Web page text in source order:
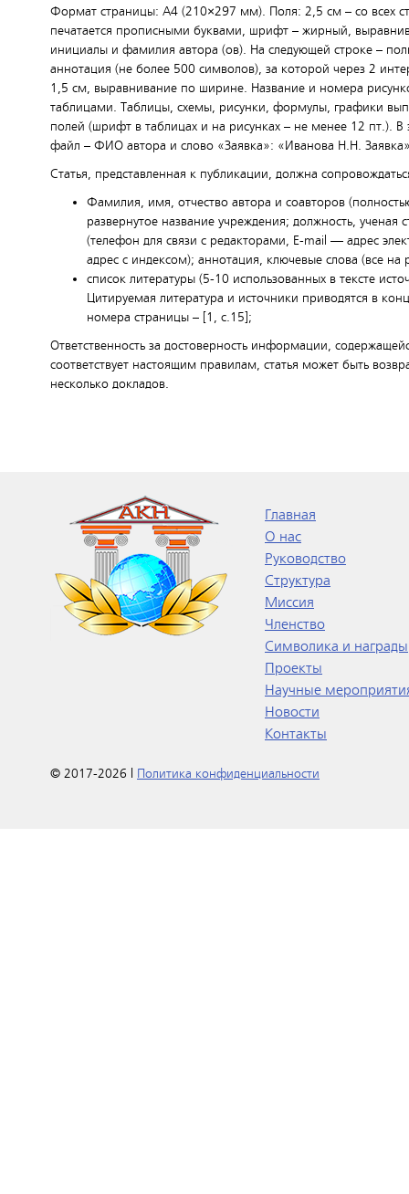
Формат страницы: А4 (210×297 мм). Поля: 2,5 см – со всех
печатается прописными буквами, шрифт – жирный,
инициалы и фамилия автора (ов). На следующей строке –
аннотация (не более 500 символов), за которой через 2
1,5 см, выравнивание по ширине. Название и номера
таблицами. Таблицы, схемы, рисунки, формулы, графики
полей (шрифт в таблицах и на рисунках – не менее 12 пт.).
файл – ФИО автора и слово «Заявка»: «Иванова Н.Н.
Статья, представленная к публикации, должна
Фамилия, имя, отчество автора и соавторов
развернутое название учреждения; должность,
(телефон для связи с редакторами, E-mail — адрес
адрес с индексом); аннотация, ключевые слова (все на
список литературы (5-10 использованных в тексте
Цитируемая литература и источники приводятся в
номера страницы – [1, с.15];
Ответственность за достоверность информации,
соответствует настоящим правилам, статья может быть
несколько докладов.
Главная
О нас
Руководство
Структура
Миссия
Членство
Символика и награды
Проекты
Научные
Новости
Контакты
© 2017-2026 | Политика конфиденциальности